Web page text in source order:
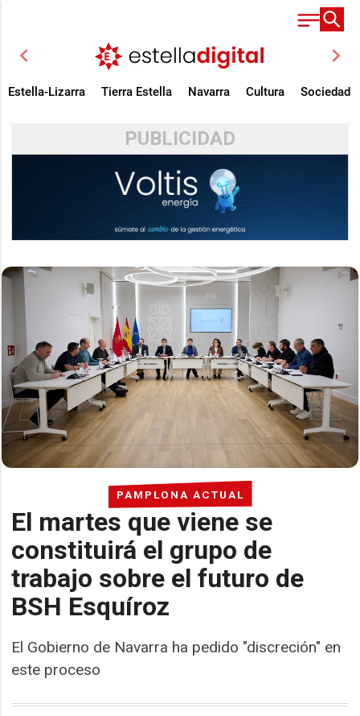
chevron_left chevron_right
Estella-Lizarra Tierra Estella Navarra Cultura Sociedad
PUBLICIDAD
PAMPLONA ACTUAL
El martes que viene se
constituirá el grupo de
trabajo sobre el futuro de
BSH Esquíroz
El Gobierno de Navarra ha pedido "discreción" en
este proceso